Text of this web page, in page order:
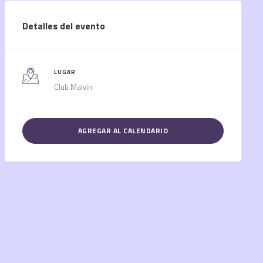
Detalles del evento
LUGAR
Club Malvín
AGREGAR AL CALENDARIO